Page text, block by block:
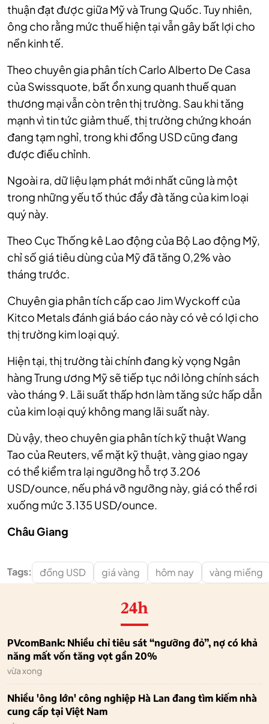
thuận đạt được giữa Mỹ và Trung Quốc. Tuy nhiên,
ông cho rằng mức thuế hiện tại vẫn gây bất lợi cho
nền kinh tế.
Theo chuyên gia phân tích Carlo Alberto De Casa
của Swissquote, bất ổn xung quanh thuế quan
thương mại vẫn còn trên thị trường. Sau khi tăng
mạnh vì tin tức giảm thuế, thị trường chứng khoán
đang tạm nghỉ, trong khi đồng USD cũng đang
được điều chỉnh.
Ngoài ra, dữ liệu lạm phát mới nhất cũng là một
trong những yếu tố thúc đẩy đà tăng của kim loại
quý này.
Theo Cục Thống kê Lao động của Bộ Lao động Mỹ,
chỉ số giá tiêu dùng của Mỹ đã tăng 0,2% vào
tháng trước.
Chuyên gia phân tích cấp cao Jim Wyckoff của
Kitco Metals đánh giá báo cáo này có vẻ có lợi cho
thị trường kim loại quý.
Hiện tại, thị trường tài chính đang kỳ vọng Ngân
hàng Trung ương Mỹ sẽ tiếp tục nới lỏng chính sách
vào tháng 9. Lãi suất thấp hơn làm tăng sức hấp dẫn
của kim loại quý không mang lãi suất này.
Dù vậy, theo chuyên gia phân tích kỹ thuật Wang
Tao của Reuters, về mặt kỹ thuật, vàng giao ngay
có thể kiểm tra lại ngưỡng hỗ trợ 3.206
USD/ounce, nếu phá vỡ ngưỡng này, giá có thể rơi
xuống mức 3.135 USD/ounce.
Châu Giang
Tags: đồng USD giá vàng hôm nay vàng miếng
24h
PVcomBank: Nhiều chỉ tiêu sát “ngưỡng đỏ”, nợ có khả
năng mất vốn tăng vọt gần 20%
vừa xong
Nhiều 'ông lớn' công nghiệp Hà Lan đang tìm kiếm nhà
cung cấp tại Việt Nam